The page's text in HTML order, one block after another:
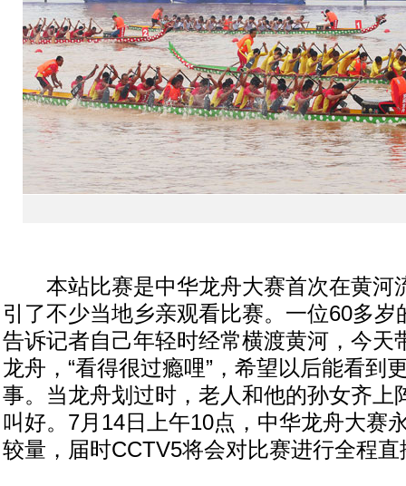
本站比赛是中华龙舟大赛首次在黄河
引了不少当地乡亲观看比赛。一位60多岁
告诉记者自己年轻时经常横渡黄河，今天
龙舟，“看得很过瘾哩”，希望以后能看到
事。当龙舟划过时，老人和他的孙女齐上
叫好。7月14日上午10点，中华龙舟大赛
较量，届时CCTV5将会对比赛进行全程直